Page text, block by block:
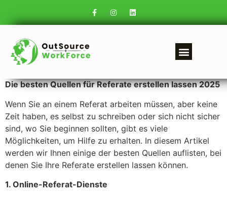
Die besten Quellen für Referate erstellen lassen 2025
Wenn Sie an einem Referat arbeiten müssen, aber keine
Zeit haben, es selbst zu schreiben oder sich nicht sicher
sind, wo Sie beginnen sollten, gibt es viele
Möglichkeiten, um Hilfe zu erhalten. In diesem Artikel
werden wir Ihnen einige der besten Quellen auflisten, bei
denen Sie Ihre Referate erstellen lassen können.
1. Online-Referat-Dienste